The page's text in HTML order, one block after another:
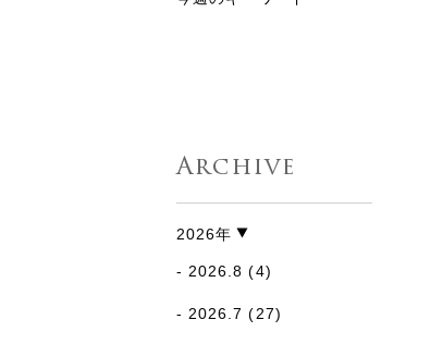
Archive
2026年
2026.8 (4)
2026.7 (27)